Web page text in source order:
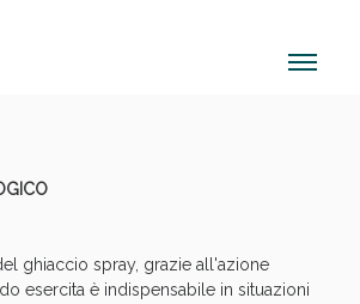
ghiaccio spray, grazie all'azione
esercita è indispensabile in situazioni
fino al 55% disponibile oggi!